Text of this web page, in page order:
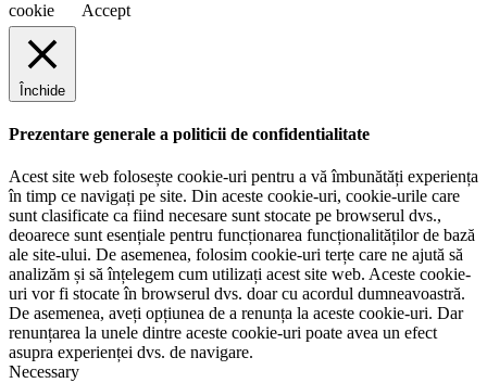
cookie
Accept
Închide
Prezentare generale a politicii de confidentialitate
Acest site web folosește cookie-uri pentru a vă îmbunătăți experiența
în timp ce navigați pe site. Din aceste cookie-uri, cookie-urile care
sunt clasificate ca fiind necesare sunt stocate pe browserul dvs.,
deoarece sunt esențiale pentru funcționarea funcționalităților de bază
ale site-ului. De asemenea, folosim cookie-uri terțe care ne ajută să
analizăm și să înțelegem cum utilizați acest site web. Aceste cookie-
uri vor fi stocate în browserul dvs. doar cu acordul dumneavoastră.
De asemenea, aveți opțiunea de a renunța la aceste cookie-uri. Dar
renunțarea la unele dintre aceste cookie-uri poate avea un efect
asupra experienței dvs. de navigare.
Necessary